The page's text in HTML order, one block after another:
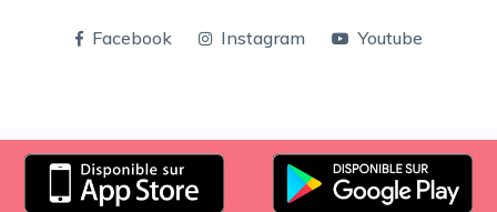
Facebook Instagram Youtube